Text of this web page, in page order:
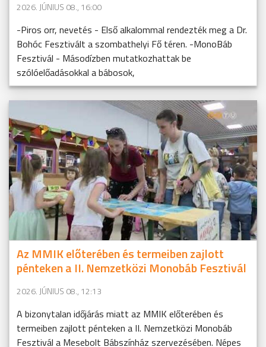
2026. JÚNIUS 08., 16:00
-Piros orr, nevetés - Első alkalommal rendezték meg a Dr.
Bohóc Fesztivált a szombathelyi Fő téren. -MonoBáb
Fesztivál - Másodízben mutatkozhattak be
szólóelőadásokkal a bábosok,
Az MMIK előterében és termeiben zajlott
pénteken a II. Nemzetközi Monobáb Fesztivál
2026. JÚNIUS 08., 12:13
A bizonytalan időjárás miatt az MMIK előterében és
termeiben zajlott pénteken a II. Nemzetközi Monobáb
Fesztivál a Mesebolt Bábszínház szervezésében. Népes